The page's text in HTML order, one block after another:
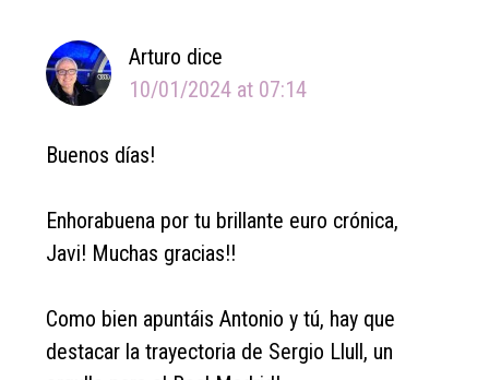
Arturo dice
10/01/2024 at 07:14
Buenos días!
Enhorabuena por tu brillante euro crónica,
Javi! Muchas gracias!!
Como bien apuntáis Antonio y tú, hay que
destacar la trayectoria de Sergio Llull, un